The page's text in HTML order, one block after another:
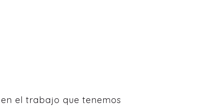
el trabajo que tenemos